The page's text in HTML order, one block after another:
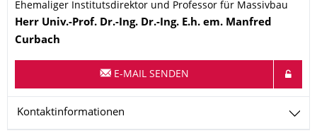
Ehemaliger Institutsdirektor und Professor für Massivbau
Name
Herr Univ.-Prof. Dr.-Ing. Dr.-Ing. E.h. em. Manfred
Curbach
E-MAIL SENDEN
Kontaktinformationen